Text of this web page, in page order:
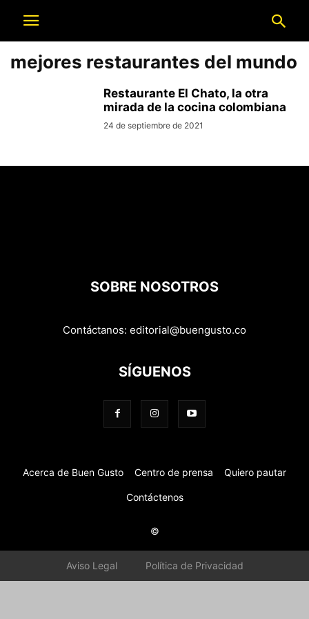
mejores restaurantes del mundo
Restaurante El Chato, la otra
mirada de la cocina colombiana
24 de septiembre de 2021
SOBRE NOSOTROS
Contáctanos: editorial@buengusto.co
SÍGUENOS
Acerca de Buen Gusto Centro de prensa Quiero pautar
Contáctenos
©
Aviso Legal Política de Privacidad